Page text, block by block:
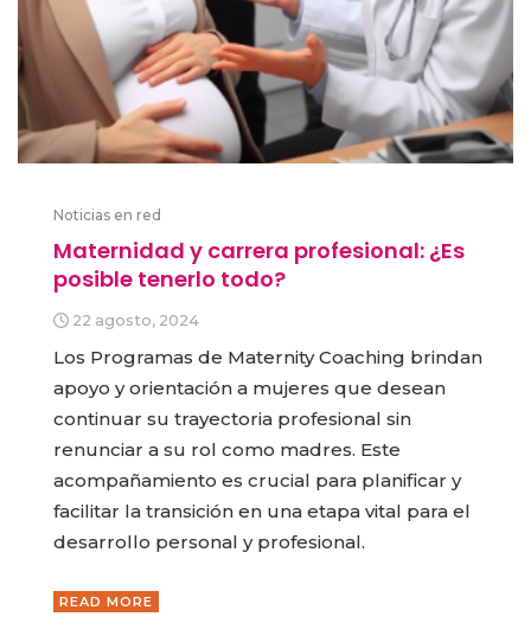
Noticias en red
Maternidad y carrera profesional: ¿Es
posible tenerlo todo?
22 agosto, 2024
Los Programas de Maternity Coaching brindan
apoyo y orientación a mujeres que desean
continuar su trayectoria profesional sin
renunciar a su rol como madres. Este
acompañamiento es crucial para planificar y
facilitar la transición en una etapa vital para el
desarrollo personal y profesional.
READ MORE